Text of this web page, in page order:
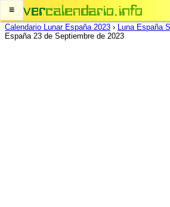
≡
Calendario Lunar España 2023 › Luna España
España 23 de Septiembre de 2023